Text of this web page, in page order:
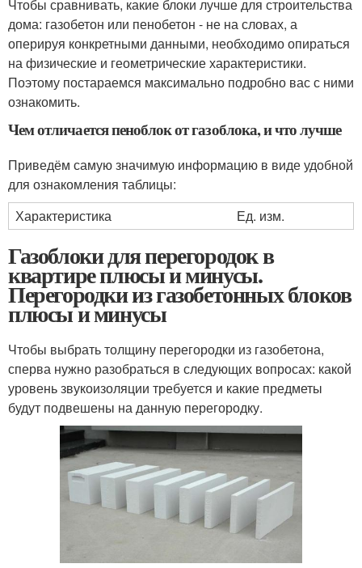
Чтобы сравнивать, какие блоки лучше для строительства
дома: газобетон или пенобетон - не на словах, а
оперируя конкретными данными, необходимо опираться
на физические и геометрические характеристики.
Поэтому постараемся максимально подробно вас с ними
ознакомить.
Чем отличается пеноблок от газоблока, и что лучше
Приведём самую значимую информацию в виде удобной
для ознакомления таблицы:
Характеристика
Ед. изм.
Газоблоки для перегородок в
квартире плюсы и минусы.
Перегородки из газобетонных блоков
плюсы и минусы
Чтобы выбрать толщину перегородки из газобетона,
сперва нужно разобраться в следующих вопросах: какой
уровень звукоизоляции требуется и какие предметы
будут подвешены на данную перегородку.